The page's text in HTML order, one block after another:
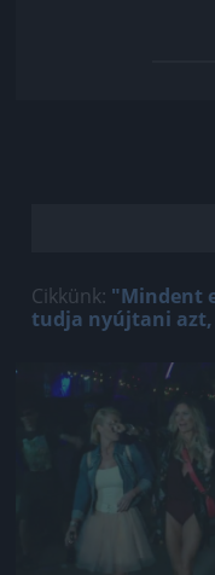
Cikkünk: "Mindent
tudja nyújtani